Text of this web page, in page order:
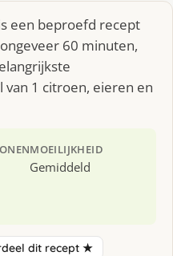
een beproefd recept
60 minuten,
1 citroen, eieren en
MOEILIJKHEID
Gemiddeld
dit recept ★